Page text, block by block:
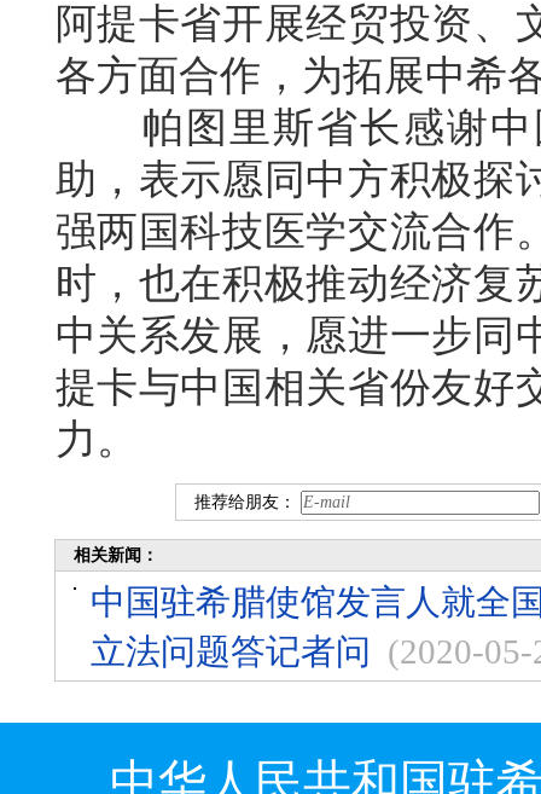
阿提卡省开展经贸投资、
各方面合作，为拓展中希
帕图里斯省长感谢中
助，表示愿同中方积极探
强两国科技医学交流合作
时，也在积极推动经济复
中关系发展，愿进一步同
提卡与中国相关省份友好
力。
推荐给朋友：
相关新闻：
中国驻希腊使馆发言人就全
立法问题答记者问 (2020-05-
中华人民共和国驻